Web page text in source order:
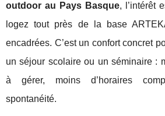
outdoor au Pays Basque, l’intérêt
logez tout près de la base
encadrées. C’est un confort concret
un séjour scolaire ou un séminaire :
à gérer, moins d’horaires
spontanéité.